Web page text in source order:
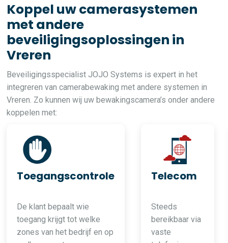
Koppel uw camerasystemen
met andere
beveiligingsoplossingen in
Vreren
Beveiligingsspecialist JOJO Systems is expert in het
integreren van camerabewaking met andere systemen in
Vreren. Zo kunnen wij uw bewakingscamera’s onder andere
koppelen met:
Toegangscontrole
De klant bepaalt wie
toegang krijgt tot welke
zones van het bedrijf en op
Telecom
Steeds
bereikbaar via
vaste